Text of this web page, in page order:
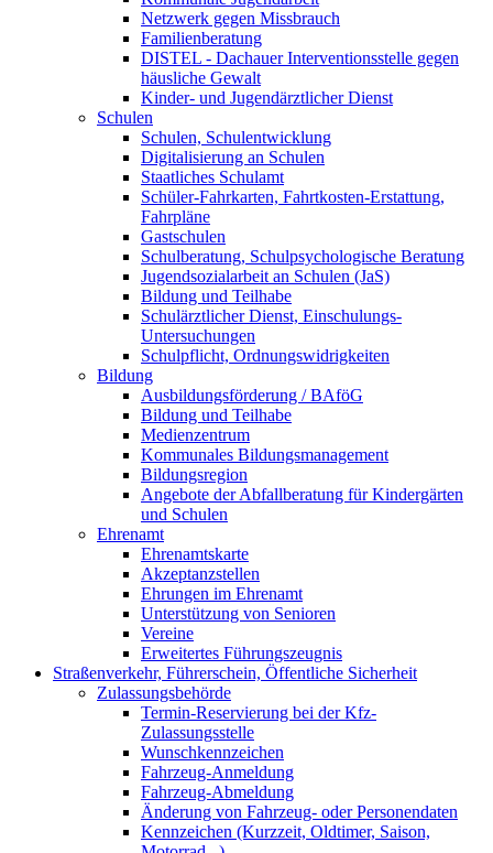
Netzwerk gegen Missbrauch
Familienberatung
DISTEL - Dachauer Interventionsstelle gegen
häusliche Gewalt
Kinder- und Jugendärztlicher Dienst
Schulen
Schulen, Schulentwicklung
Digitalisierung an Schulen
Staatliches Schulamt
Schüler-Fahrkarten, Fahrtkosten-Erstattung,
Fahrpläne
Gastschulen
Schulberatung, Schulpsychologische Beratung
Jugendsozialarbeit an Schulen (JaS)
Bildung und Teilhabe
Schulärztlicher Dienst, Einschulungs-
Untersuchungen
Schulpflicht, Ordnungswidrigkeiten
Bildung
Ausbildungsförderung / BAföG
Bildung und Teilhabe
Medienzentrum
Kommunales Bildungsmanagement
Bildungsregion
Angebote der Abfallberatung für Kindergärten
und Schulen
Ehrenamt
Ehrenamtskarte
Akzeptanzstellen
Ehrungen im Ehrenamt
Unterstützung von Senioren
Vereine
Erweitertes Führungszeugnis
Straßenverkehr, Führerschein, Öffentliche Sicherheit
Zulassungsbehörde
Termin-Reservierung bei der Kfz-
Zulassungsstelle
Wunschkennzeichen
Fahrzeug-Anmeldung
Fahrzeug-Abmeldung
Änderung von Fahrzeug- oder Personendaten
Kennzeichen (Kurzzeit, Oldtimer, Saison,